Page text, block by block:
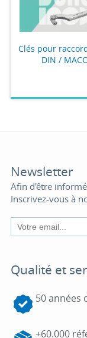
Clés pour
DIN /
Newsletter
Afin d'être
Inscrivez-vous à
Qualité et
50 années
+60.000